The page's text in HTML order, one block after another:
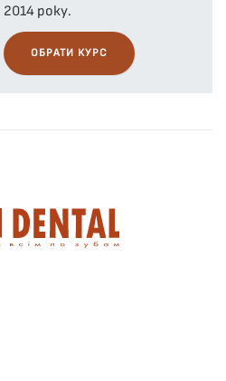
2014 року.
ОБРАТИ КУРС